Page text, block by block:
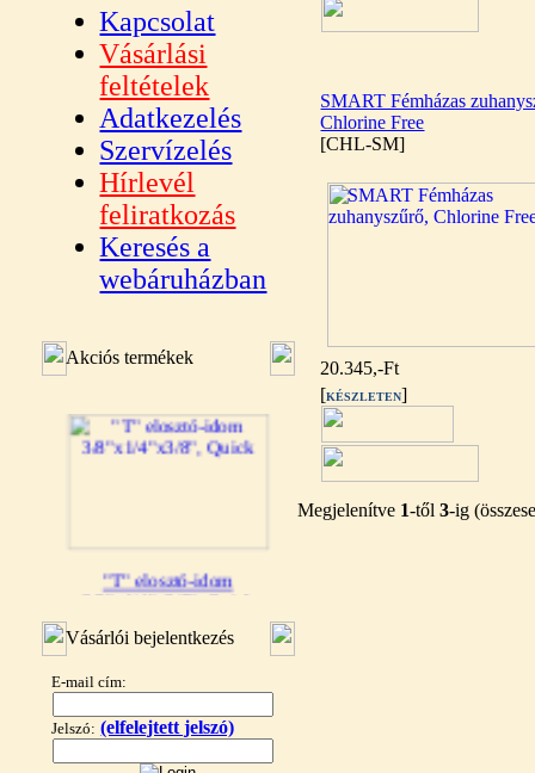
Kapcsolat
Vásárlási
feltételek
Adatkezelés
Szervízelés
Hírlevél
feliratkozás
Keresés a
webáruházban
Akciós termékek
"T" elosztó-idom
3/8"x1/4"x3/8", Quick
360,-Ft
Vásárlói bejelentkezés
E-mail cím:
Jelszó: (elfelejtett jelszó)
SMART Fémházas
Chlorine Free
[CHL-SM]
20.345,-Ft
[KÉSZLETEN]
Megjelenítve 1-től3-ig